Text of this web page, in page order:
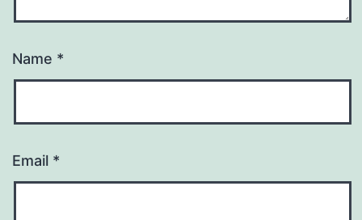
Name *
Email *